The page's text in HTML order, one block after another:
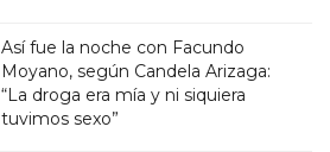
Así fue la noche con Facundo
Moyano, según Candela Arizaga:
“La droga era mía y ni siquiera
tuvimos sexo”